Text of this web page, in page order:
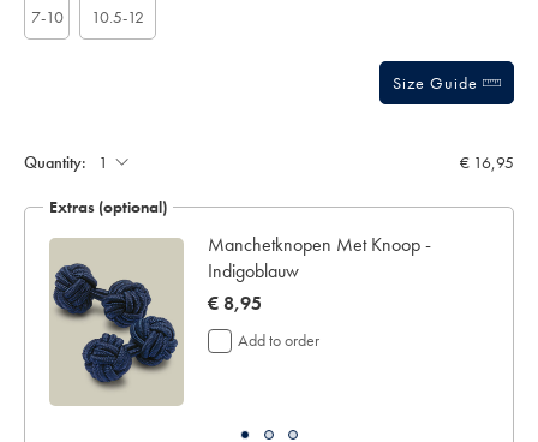
7-10 10.5-12
Size Guide
Quantity: € 16,95
Extras (optional)
Manchetknopen Met Knoop -
Indigoblauw
now
€
8,95
€ 8,95
Add to order